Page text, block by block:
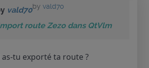
by vald70
vald70
route Zezo dans QtVlm
as-tu exporté ta route ?